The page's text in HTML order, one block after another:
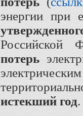
энергии при
Российской
потерь
истекший год.